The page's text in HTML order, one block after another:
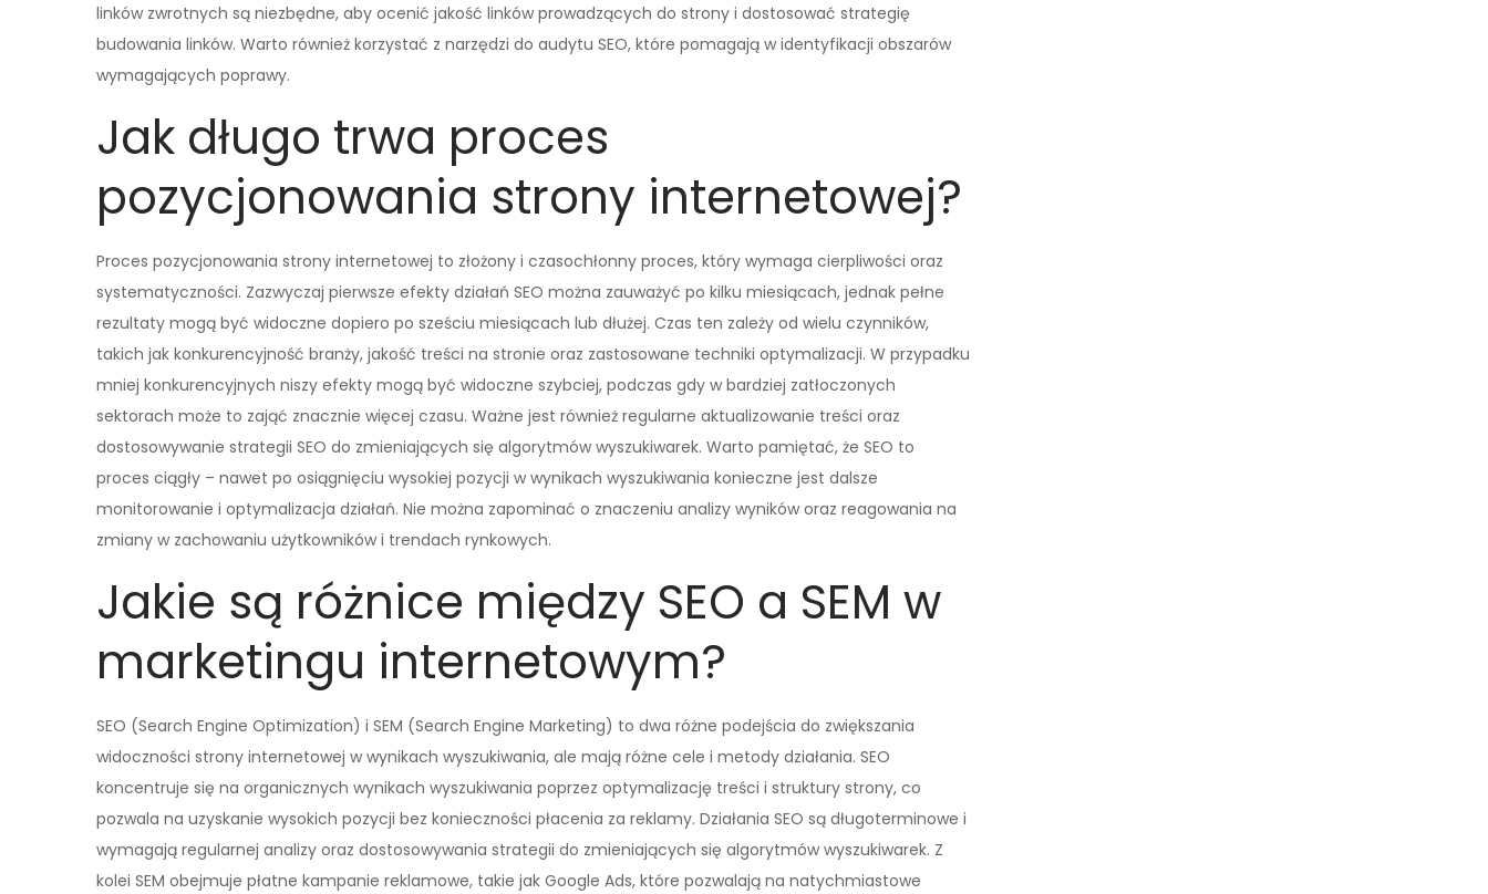
linków zwrotnych są niezbędne, aby ocenić jakość linków prowadzących do strony i dostosować strategię
budowania linków. Warto również korzystać z narzędzi do audytu SEO, które pomagają w identyfikacji obszarów
wymagających poprawy.
Jak długo trwa proces
pozycjonowania strony internetowej?
Proces pozycjonowania strony internetowej to złożony i czasochłonny proces, który wymaga cierpliwości oraz
systematyczności. Zazwyczaj pierwsze efekty działań SEO można zauważyć po kilku miesiącach, jednak pełne
rezultaty mogą być widoczne dopiero po sześciu miesiącach lub dłużej. Czas ten zależy od wielu czynników,
takich jak konkurencyjność branży, jakość treści na stronie oraz zastosowane techniki optymalizacji. W przypadku
mniej konkurencyjnych niszy efekty mogą być widoczne szybciej, podczas gdy w bardziej zatłoczonych
sektorach może to zająć znacznie więcej czasu. Ważne jest również regularne aktualizowanie treści oraz
dostosowywanie strategii SEO do zmieniających się algorytmów wyszukiwarek. Warto pamiętać, że SEO to
proces ciągły – nawet po osiągnięciu wysokiej pozycji w wynikach wyszukiwania konieczne jest dalsze
monitorowanie i optymalizacja działań. Nie można zapominać o znaczeniu analizy wyników oraz reagowania na
zmiany w zachowaniu użytkowników i trendach rynkowych.
Jakie są różnice między SEO a SEM w
marketingu internetowym?
SEO (Search Engine Optimization) i SEM (Search Engine Marketing) to dwa różne podejścia do zwiększania
widoczności strony internetowej w wynikach wyszukiwania, ale mają różne cele i metody działania. SEO
koncentruje się na organicznych wynikach wyszukiwania poprzez optymalizację treści i struktury strony, co
pozwala na uzyskanie wysokich pozycji bez konieczności płacenia za reklamy. Działania SEO są długoterminowe i
wymagają regularnej analizy oraz dostosowywania strategii do zmieniających się algorytmów wyszukiwarek. Z
kolei SEM obejmuje płatne kampanie reklamowe, takie jak Google Ads, które pozwalają na natychmiastowe